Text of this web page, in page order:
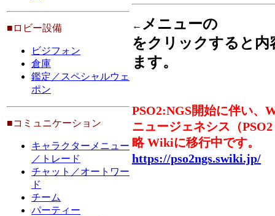
■ロビー設備
ビジフォン
倉庫
鑑定／スペシャルウェ
ポン
■コミュニケーション
キャラクターメニュー
／トレード
チャット／オートワー
ド
チーム
パーティー
← メニューの
をクリックすると内
ます。
PSO2:NGS開始に伴い、
ニュージェネシス（
略 Wikiに移行中です。
https://pso2ngs.swiki.jp/